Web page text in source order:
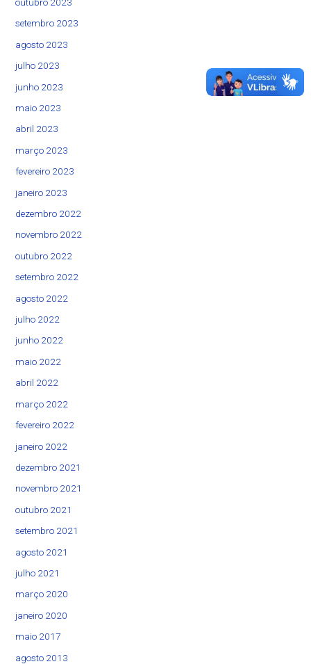
setembro 2023
agosto 2023
julho 2023
junho 2023
maio 2023
abril 2023
março 2023
fevereiro 2023
janeiro 2023
dezembro 2022
novembro 2022
outubro 2022
setembro 2022
agosto 2022
julho 2022
junho 2022
maio 2022
abril 2022
março 2022
fevereiro 2022
janeiro 2022
dezembro 2021
novembro 2021
outubro 2021
setembro 2021
agosto 2021
julho 2021
março 2020
janeiro 2020
maio 2017
agosto 2013